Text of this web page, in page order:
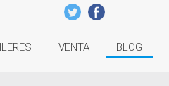
VENTA BLOG